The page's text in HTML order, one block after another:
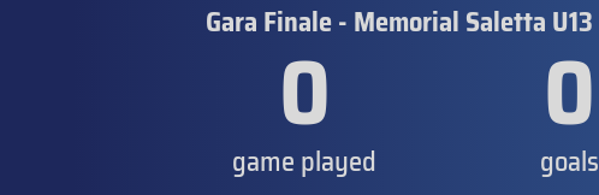
Gara Finale - Memorial Saletta U13
0
game played 0
goals